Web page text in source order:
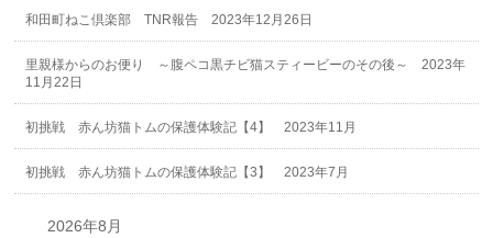
和田町ねこ倶楽部 TNR報告 2023年12月26日
里親様からのお便り ～腹ペコ黒チビ猫スティービーのその後～ 2023年
11月22日
初挑戦 赤ん坊猫トムの保護体験記【4】 2023年11月
初挑戦 赤ん坊猫トムの保護体験記【3】 2023年7月
2026年8月